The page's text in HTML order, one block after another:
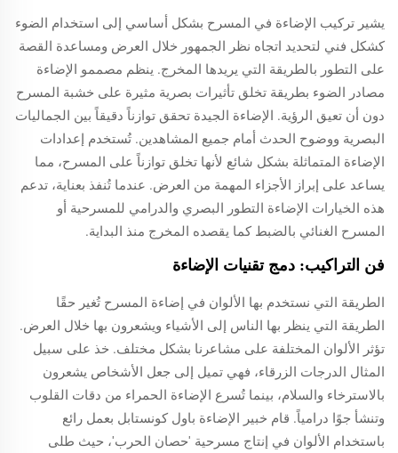
يشير تركيب الإضاءة في المسرح بشكل أساسي إلى استخدام الضوء
كشكل فني لتحديد اتجاه نظر الجمهور خلال العرض ومساعدة القصة
على التطور بالطريقة التي يريدها المخرج. ينظم مصممو الإضاءة
مصادر الضوء بطريقة تخلق تأثيرات بصرية مثيرة على خشبة المسرح
دون أن تعيق الرؤية. الإضاءة الجيدة تحقق توازناً دقيقاً بين الجماليات
البصرية ووضوح الحدث أمام جميع المشاهدين. تُستخدم إعدادات
الإضاءة المتماثلة بشكل شائع لأنها تخلق توازناً على المسرح، مما
يساعد على إبراز الأجزاء المهمة من العرض. عندما تُنفذ بعناية، تدعم
هذه الخيارات الإضاءة التطور البصري والدرامي للمسرحية أو
المسرح الغنائي بالضبط كما يقصده المخرج منذ البداية.
فن التراكيب: دمج تقنيات الإضاءة
الطريقة التي نستخدم بها الألوان في إضاءة المسرح تُغير حقًا
الطريقة التي ينظر بها الناس إلى الأشياء ويشعرون بها خلال العرض.
تؤثر الألوان المختلفة على مشاعرنا بشكل مختلف. خذ على سبيل
المثال الدرجات الزرقاء، فهي تميل إلى جعل الأشخاص يشعرون
بالاسترخاء والسلام، بينما تُسرع الإضاءة الحمراء من دقات القلوب
وتنشأ جوًا درامياً. قام خبير الإضاءة باول كونستابل بعمل رائع
باستخدام الألوان في إنتاج مسرحية 'حصان الحرب'، حيث طلى